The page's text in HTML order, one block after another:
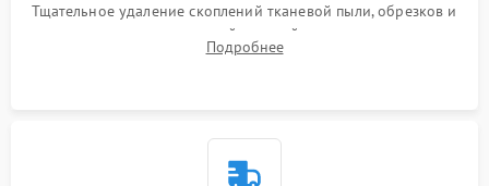
Тщательное удаление скоплений тканевой пыли, обрезков и
очесов из зоны петлителей и ножей с помощью жестких
кистей, пинцета и потока сжатого воздуха.
Подробнее